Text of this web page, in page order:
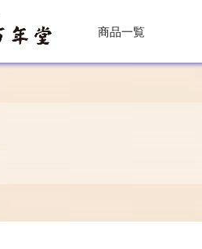
商品一覧